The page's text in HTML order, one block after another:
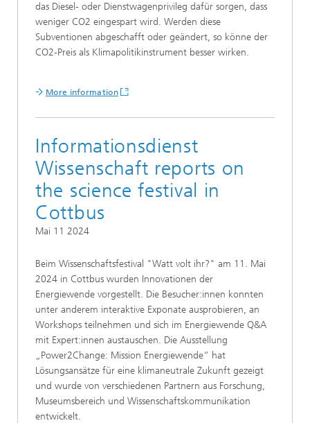
das Diesel- oder Dienstwagenprivileg dafür sorgen, dass
weniger CO2 eingespart wird. Werden diese
Subventionen abgeschafft oder geändert, so könne der
CO2-Preis als Klimapolitikinstrument besser wirken.
More information
Informationsdienst
Wissenschaft reports on
the science festival in
Cottbus
Mai 11 2024
Beim Wissenschaftsfestival "Watt volt ihr?" am 11. Mai
2024 in Cottbus wurden Innovationen der
Energiewende vorgestellt. Die Besucher:innen konnten
unter anderem interaktive Exponate ausprobieren, an
Workshops teilnehmen und sich im Energiewende Q&A
mit Expert:innen austauschen. Die Ausstellung
„Power2Change: Mission Energiewende“ hat
Lösungsansätze für eine klimaneutrale Zukunft gezeigt
und wurde von verschiedenen Partnern aus Forschung,
Museumsbereich und Wissenschaftskommunikation
entwickelt.